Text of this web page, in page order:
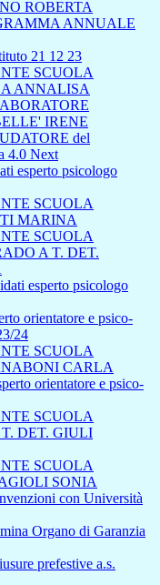
ROBERTA
ANNUALE
21 12 23
SCUOLA
ANNALISA
IRENE
del
4.0 Next
esperto psicologo
SCUOLA
MARINA
SCUOLA
A T. DET.
esperto psicologo
orientatore e psico-
24
SCUOLA
CARLA
orientatore e psico-
SCUOLA
DET. GIULI
SCUOLA
SONIA
con Università
Organo di Garanzia
prefestive a.s.